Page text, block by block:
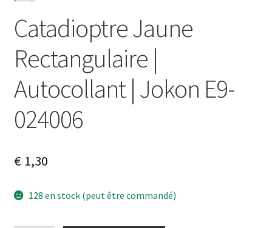
Catadioptre Jaune
Rectangulaire |
Autocollant | Jokon E9-
024006
€1,30
128 en stock (peut être commandé)